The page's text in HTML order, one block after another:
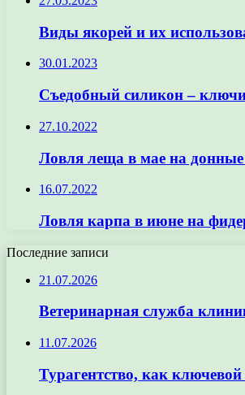
Виды якорей и их
30.01.2023
Съедобный силикон –
27.10.2022
Ловля леща в мае на
16.07.2022
Ловля карпа в июне на
Последние записи
21.07.2026
Ветеринарная служба
11.07.2026
Турагентство, как